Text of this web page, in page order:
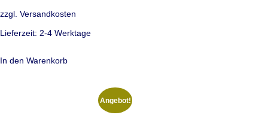
zzgl. Versandkosten
Lieferzeit: 2-4 Werktage
In den Warenkorb
Angebot!